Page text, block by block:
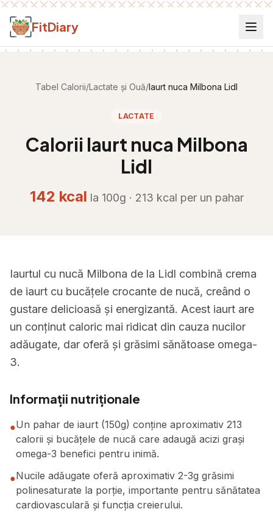
Salt la conținut
FitDiary
Tabel Calorii/Lactate și Ouă/Iaurt nuca Milbona Lidl
LACTATE
Calorii Iaurt nuca Milbona
Lidl
142 kcal la 100g · 213 kcal per un pahar
Iaurtul cu nucă Milbona de la Lidl combină crema
de iaurt cu bucățele crocante de nucă, creând o
gustare delicioasă și energizantă. Acest iaurt are
un conținut caloric mai ridicat din cauza nucilor
adăugate, dar oferă și grăsimi sănătoase omega-
3.
Informații nutriționale
●Un pahar de iaurt (150g) conține aproximativ 213
calorii și bucățele de nucă care adaugă acizi grași
omega-3 benefici pentru inimă.
●Nucile adăugate oferă aproximativ 2-3g grăsimi
polinesaturate la porție, importante pentru sănătatea
cardiovasculară și funcția creierului.